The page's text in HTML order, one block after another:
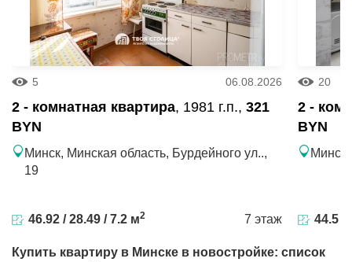
5 06.08.2026
2 - комнатная квартира, 1981 г.п., 321
BYN
Минск, Минская область, Бурдейного ул..,
19
46.92 / 28.49 / 7.2 м2 7 этаж
20
2 -
BYN
44.5 /
Купить квартиру в Минске в новостройке: список